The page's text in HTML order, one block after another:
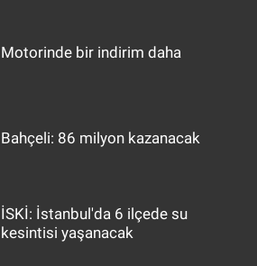
Motorinde bir indirim daha
Bahçeli: 86 milyon kazanacak
İSKİ: İstanbul'da 6 ilçede su
kesintisi yaşanacak